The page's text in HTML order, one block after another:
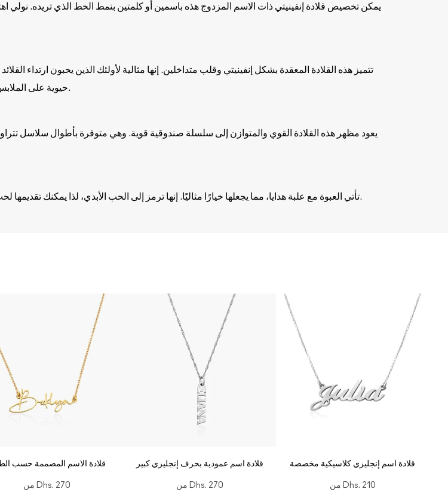
يمكن تخصيص قلادة إنفينيتي ذات الاسم المزدوج هذه باسمين أو كلمتين بنمط الخط الذي تريده. نولي
تتميز هذه القلادة المعقدة بشكل إنفينيتي وقلب متداخلين. إنها مثالية لأولئك الذين يحبون ارتداء
حيوية على الملابس الباهتة وتزيد من سحر الملابس الزاهية.
تأتي العبوة مع علبة هدايا، مما يجعلها خيارًا مثاليًا. إنها ترمز إلى الحب الأبدي، لذا يمكنك تقديمها لحب حياتك وتجعلها تشعر بالتقدير والاعتزاز.
قلادة الاسم المصممة حسب
من Dhs. 270
قلادة اسم عمودية بحرف إنجليزي كبير
من Dhs. 270
قلادة اسم إنجليزي كلاسيكية مخصصة
من Dhs. 210